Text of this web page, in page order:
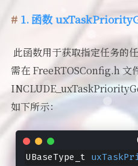
1. 函数
此函数用于获取指定任务的
需在 FreeRTOSConfig.h 文
如下所示：
UBaseType_t